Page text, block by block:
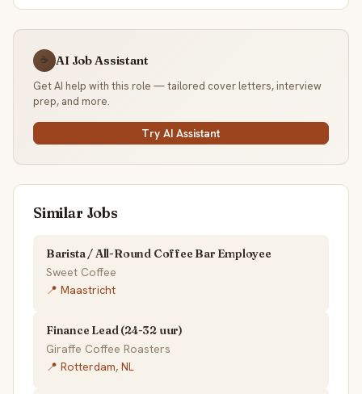
☕ AI Job Assistant
Get AI help with this role — tailored cover letters, interview
prep, and more.
Try AI Assistant
Similar Jobs
Barista / All-Round Coffee Bar Employee
Sweet Coffee
📍 Maastricht
Finance Lead (24-32 uur)
Giraffe Coffee Roasters
📍 Rotterdam, NL